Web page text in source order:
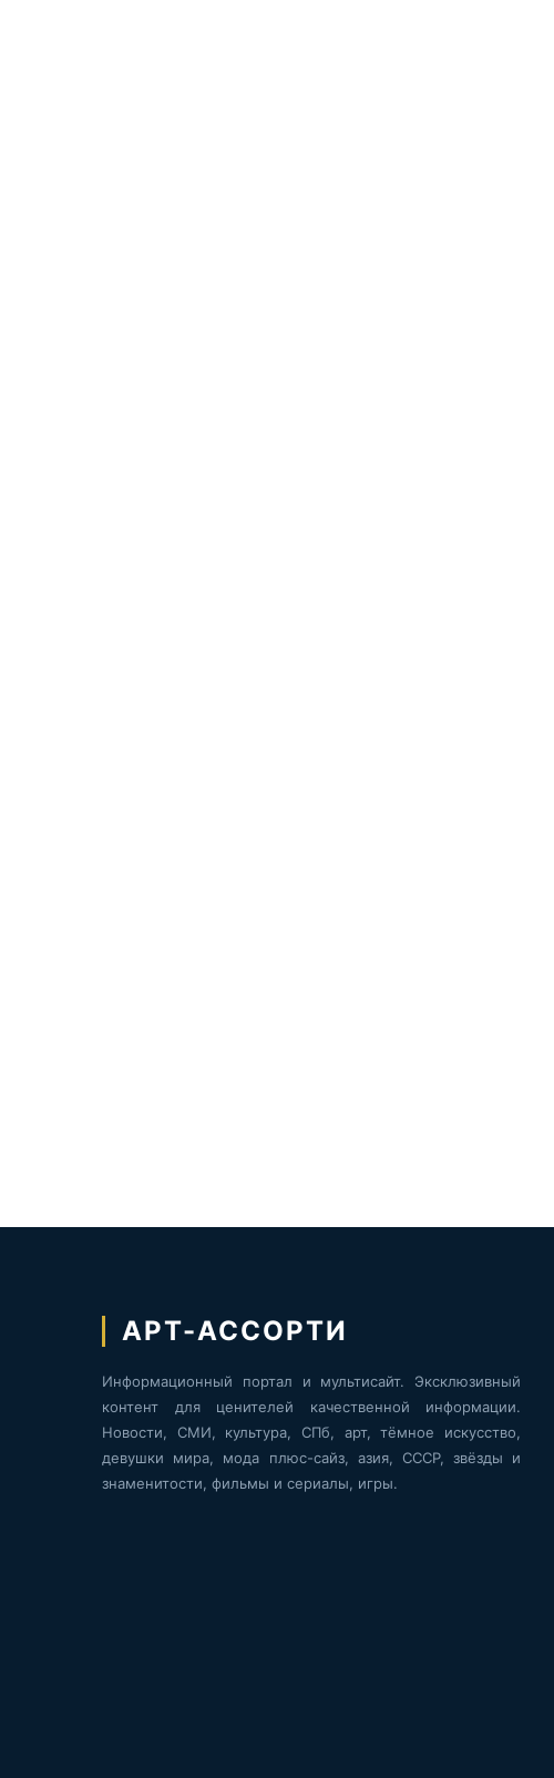
АРТ-АССОРТИ
Информационный портал и мультисайт. Эксклюзивный
контент для ценителей качественной информации.
Новости, СМИ, культура, СПб, арт, тёмное искусство,
девушки мира, мода плюс-сайз, азия, СССР, звёзды и
знаменитости, фильмы и сериалы, игры.